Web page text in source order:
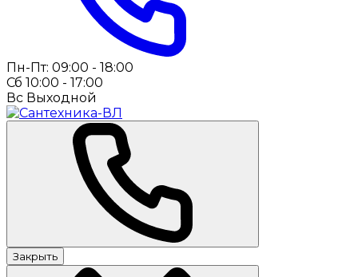
Пн-Пт: 09:00 - 18:00
Сб 10:00 - 17:00
Вс Выходной
Закрыть